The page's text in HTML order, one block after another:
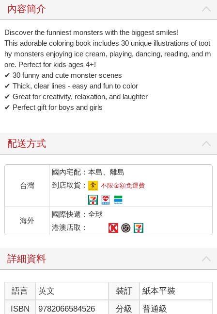
內容簡介
Discover the funniest monsters with the biggest smiles!
This adorable coloring book includes 30 unique illustrations of toot
hy monsters enjoying ice cream, playing, dancing, reading, and m
ore. Perfect for kids ages 4+!
✔ 30 funny and cute monster scenes
✔ Thick, clear lines - easy and fun to color
✔ Great for creativity, relaxation, and laughter
✔ Perfect gift for boys and girls
配送方式
台灣
國內宅配：本島、離島
到店取貨：
不限金額免運費
海外
國際快遞：全球
港澳店取：
詳細資料
語言 英文 裝訂
紙本平裝
ISBN
9782066584526 分級 普通級